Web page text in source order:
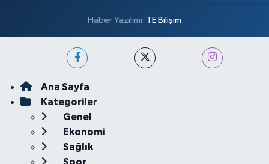
Haber Yazılımı: TE Bilişim
Ana Sayfa
Kategoriler
Genel
Ekonomi
Sağlık
Spor